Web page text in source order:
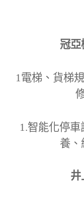
冠亞
1電梯、貨梯
1.智能化停車
養、
井